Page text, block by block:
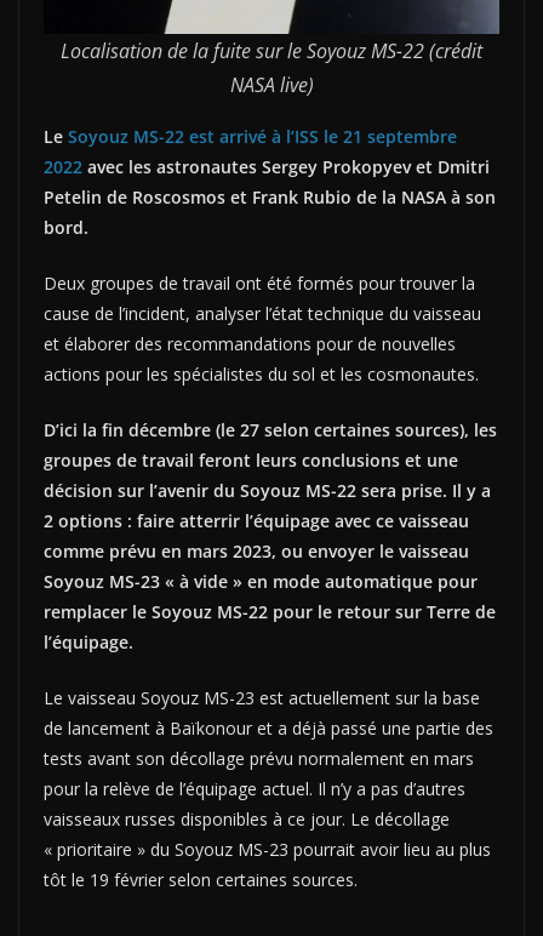
Localisation de la fuite sur le Soyouz MS-22 (crédit
NASA live)
Le Soyouz MS-22 est arrivé à l’ISS le 21 septembre
2022 avec les astronautes Sergey Prokopyev et Dmitri
Petelin de Roscosmos et Frank Rubio de la NASA à son
bord.
Deux groupes de travail ont été formés pour trouver la
cause de l’incident, analyser l’état technique du vaisseau
et élaborer des recommandations pour de nouvelles
actions pour les spécialistes du sol et les cosmonautes.
D’ici la fin décembre (le 27 selon certaines sources), les
groupes de travail feront leurs conclusions et une
décision sur l’avenir du Soyouz MS-22 sera prise. Il y a
2 options : faire atterrir l’équipage avec ce vaisseau
comme prévu en mars 2023, ou envoyer le vaisseau
Soyouz MS-23 « à vide » en mode automatique pour
remplacer le Soyouz MS-22 pour le retour sur Terre de
l’équipage.
Le vaisseau Soyouz MS-23 est actuellement sur la base
de lancement à Baïkonour et a déjà passé une partie des
tests avant son décollage prévu normalement en mars
pour la relève de l’équipage actuel. Il n’y a pas d’autres
vaisseaux russes disponibles à ce jour. Le décollage
« prioritaire » du Soyouz MS-23 pourrait avoir lieu au plus
tôt le 19 février selon certaines sources.